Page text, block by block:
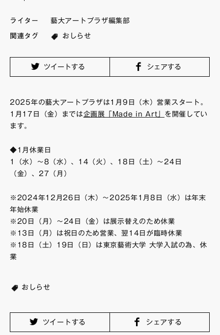
ライター 藝大アートプラザ編集部
関連タグ おしらせ
ツイートする シェアする
2025年の藝大アートプラザは1月9日（木）営業スタート。
1月17日（金）までは企画展「Made in Art」 を開催してい
ます。
◆1月休業日
1（水）～8（水）、14（火）、18日（土）～24日
（金）、27（月）
※2024年12月26日（木）～2025年1月8日（水）は年末
年始休業
※20日（月）～24日（金）は展示替えのため休業
※13日（月）は祝日のため営業、翌14日が臨時休業
※18日（土）19日（日）は東京藝術大学 大学入試の為、休
業
おしらせ
ツイートする シェアする